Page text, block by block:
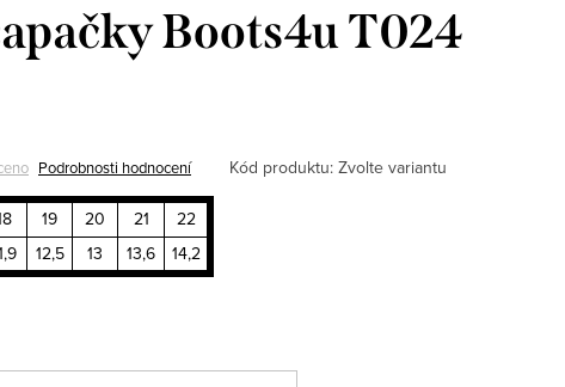
Boots4u T024
Podrobnosti hodnocení Kód produktu: Zvolte variantu
19 20 21
22
12,5 13 13,6
14,2